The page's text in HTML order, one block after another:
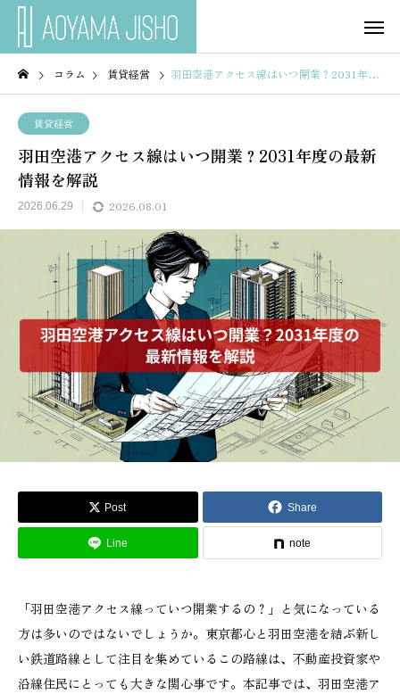
コラム 賃貸経営 羽田空港アクセス線はいつ開業？2031年度の最新情報を解説
賃貸経営
羽田空港アクセス線はいつ開業？2031年度の最新
情報を解説
2026.06.29 2026.08.01
Post Share
Line note
「羽田空港アクセス線っていつ開業するの？」と気になっている
方は多いのではないでしょうか。東京都心と羽田空港を結ぶ新し
い鉄道路線として注目を集めているこの路線は、不動産投資家や
沿線住民にとっても大きな関心事です。本記事では、羽田空港ア